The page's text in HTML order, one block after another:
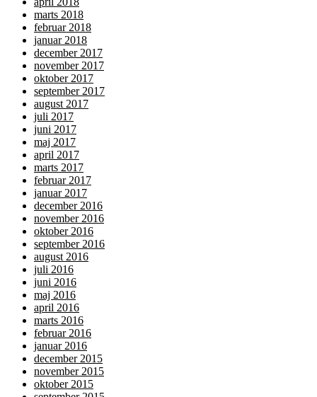
marts 2018
februar 2018
januar 2018
december 2017
november 2017
oktober 2017
september 2017
august 2017
juli 2017
juni 2017
maj 2017
april 2017
marts 2017
februar 2017
januar 2017
december 2016
november 2016
oktober 2016
september 2016
august 2016
juli 2016
juni 2016
maj 2016
april 2016
marts 2016
februar 2016
januar 2016
december 2015
november 2015
oktober 2015